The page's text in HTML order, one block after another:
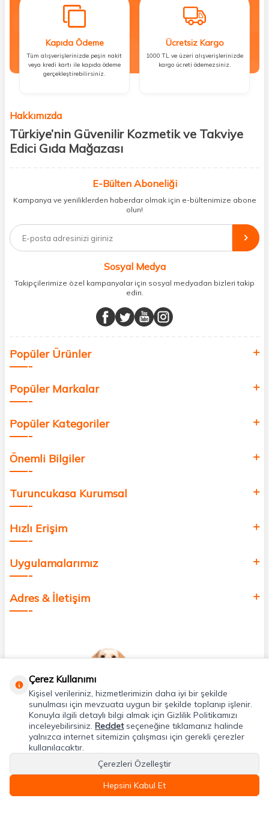
Kapıda Ödeme
Tüm alışverişlerinizde peşin nakit
veya kredi kartı ile kapıda ödeme
gerçekleştirebilirsiniz.
Ücretsiz Kargo
1000 TL ve üzeri alışverişlerinizde
kargo ücreti ödemezsiniz.
Hakkımızda
Türkiye’nin Güvenilir Kozmetik ve Takviye
Edici Gıda Mağazası
kişisel bakım hem de takviye edici gıda ürünlerini sizlerle
buluşturuyoruz. Artık mağaza mağaza dolaşmanıza gerek yok;
ihtiyacınız olan her şeyi tek bir çatı altında topluyor ve kapınıza kadar
%100 orijinal kozmetik ve sağlık ürünleriyle güzelliğinizi tamamlayabilir,
vücudunuzu desteklemek için güvenilir takviye edici gıdalara
minerallere kadar binlerce ürünü uygun fiyat ve hızlı kargo avantajıyla
sunuyoruz.
buluşturuyor ve online alışveriş deneyiminizi en iyi hale getiriyoruz.
Sağlık, güzellik ve iyi yaşam için aradığınız her şey burada!
değer katmak için bize katılın!
E-Bülten Aboneliği
Kampanya ve yeniliklerden haberdar olmak için e-bültenimize abone
olun!
Sosyal Medya
Takipçilerimize özel kampanyalar için sosyal medyadan bizleri takip
edin.
Popüler Ürünler
Popüler Markalar
Popüler Kategoriler
Önemli Bilgiler
Turuncukasa Kurumsal
Hızlı Erişim
Uygulamalarımız
Adres & İletişim
Çerez Kullanımı
Kişisel verileriniz, hizmetlerimizin daha iyi bir şekilde
sunulması için mevzuata uygun bir şekilde toplanıp işlenir.
Konuyla ilgili detaylı bilgi almak için Gizlilik Politikamızı
inceleyebilirsiniz. Reddetseçeneğine tıklamanız halinde
yalnızca internet sitemizin çalışması için gerekli çerezler
kullanılacaktır.
Çerezleri Özelleştir
Hepsini Kabul Et